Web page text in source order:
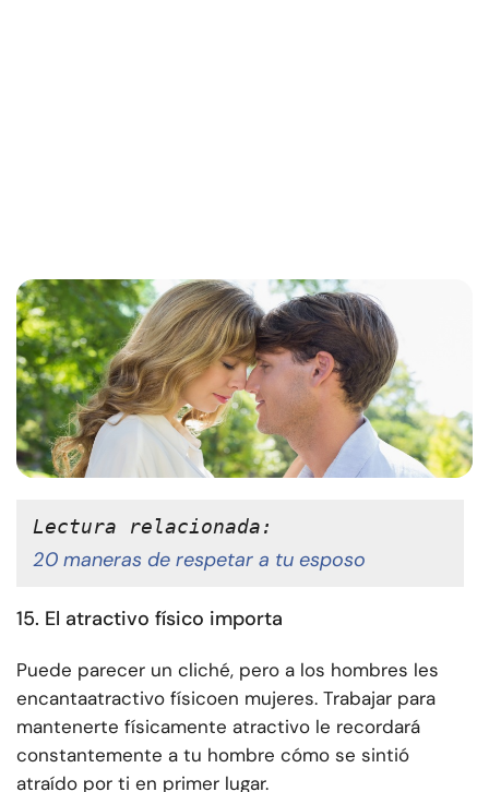
Lectura relacionada:
20 maneras de respetar a tu esposo
15. El atractivo físico importa
Puede parecer un cliché, pero a los hombres les
encantaatractivo físicoen mujeres. Trabajar para
mantenerte físicamente atractivo le recordará
constantemente a tu hombre cómo se sintió
atraído por ti en primer lugar.